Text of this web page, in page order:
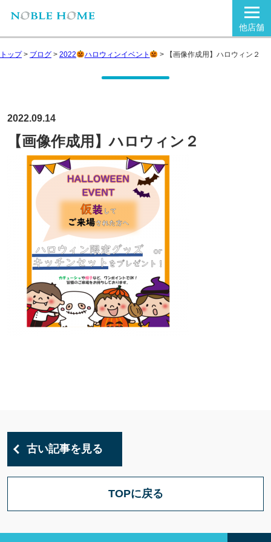
他店舗
トップ> ブログ > 2022 ハロウィンイベント > 【画像作成用】ハロウィン２
2022.09.14
【画像作成用】ハロウィン２
古い記事を見る
TOPに戻る